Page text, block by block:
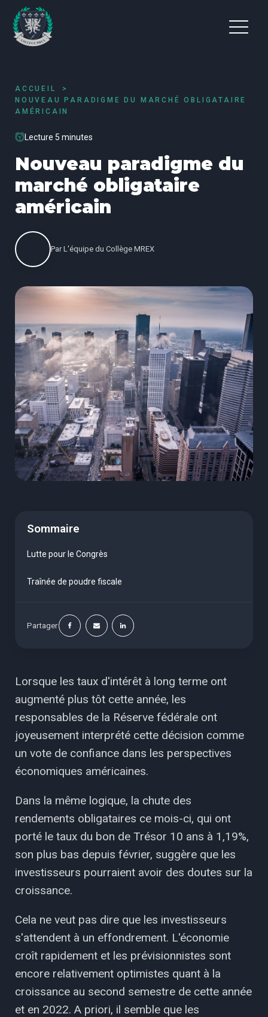
ACCUEIL
NOUVEAU PARADIGME DU MARCHÉ OBLIGATAIRE
AMÉRICAIN
Lecture 5 minutes
Nouveau paradigme du
marché obligataire
américain
Par L'équipe du Collège MREX
Sommaire
Lutte pour le Congrès
Traînée de poudre fiscale
Partager
Lorsque les taux d'intérêt à long terme ont
augmenté plus tôt cette année, les
responsables de la Réserve fédérale ont
joyeusement interprété cette décision comme
un vote de confiance dans les perspectives
économiques américaines.
Dans la même logique, la chute des
rendements obligataires ce mois-ci, qui ont
porté le taux du bon de Trésor 10 ans à 1,19%,
son plus bas depuis février, suggère que les
investisseurs pourraient avoir des doutes sur la
croissance.
Cela ne veut pas dire que les investisseurs
s'attendent à un effondrement. L'économie
croît rapidement et les prévisionnistes sont
encore relativement optimistes quant à la
croissance au second semestre de cette année
et en 2022. A priori, il semble que les